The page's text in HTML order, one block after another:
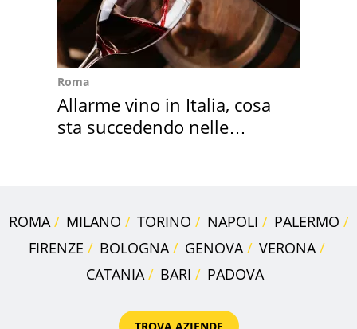
Roma
Allarme vino in Italia, cosa
sta succedendo nelle
ROMA MILANO TORINO NAPOLI
PALERMO
FIRENZE
BOLOGNA GENOVA
VERONA
CATANIA
BARI PADOVA
TROVA AZIENDE